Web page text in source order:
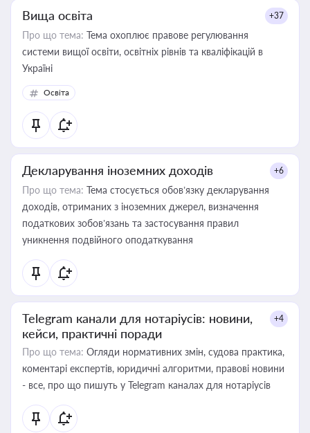
Вища освіта +37
Про що тема: Тема охоплює правове регулювання
системи вищої освіти, освітніх рівнів та кваліфікацій в
Україні
Освіта
Декларування іноземних доходів +6
Про що тема: Тема стосується обов’язку декларування
доходів, отриманих з іноземних джерел, визначення
податкових зобов’язань та застосування правил
уникнення подвійного оподаткування
Telegram канали для нотаріусів: новини,
кейси, практичні поради
+4
Про що тема: Огляди нормативних змін, судова практика,
коментарі експертів, юридичні алгоритми, правові новини
- все, про що пишуть у Telegram каналах для нотаріусів